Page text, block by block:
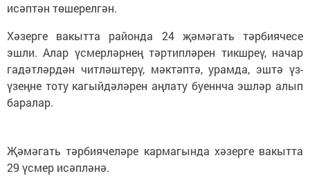
исәптән төшерелгән.
Хәзерге вакытта районда 24 җәмәгать тәрбиячесе
эшли. Алар үсмерләрнең тәртипләрен тикшреү, начар
гадәтләрдән читләштерү, мәктәптә, урамда, эштә үз-
үзеңне тоту кагыйдәләрен аңлату буеннча эшләр алып
баралар.
Җәмәгать тәрбиячеләре кармагында хәзерге вакытта
29 үсмер исәпләнә.